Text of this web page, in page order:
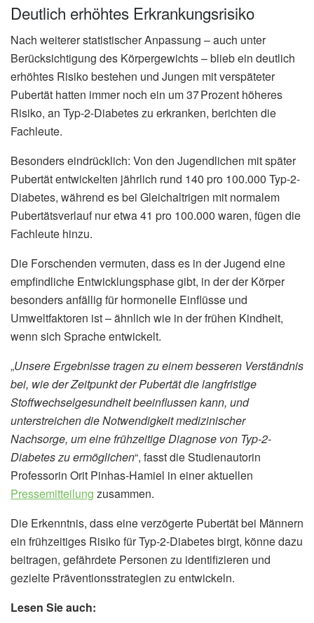
Deutlich erhöhtes Erkrankungsrisiko
Nach weiterer statistischer Anpassung – auch unter
Berücksichtigung des Körpergewichts – blieb ein deutlich
erhöhtes Risiko bestehen und Jungen mit verspäteter
Pubertät hatten immer noch ein um 37 Prozent höheres
Risiko, an Typ-2-Diabetes zu erkranken, berichten die
Fachleute.
Besonders eindrücklich: Von den Jugendlichen mit später
Pubertät entwickelten jährlich rund 140 pro 100.000 Typ-2-
Diabetes, während es bei Gleichaltrigen mit normalem
Pubertätsverlauf nur etwa 41 pro 100.000 waren, fügen die
Fachleute hinzu.
Die Forschenden vermuten, dass es in der Jugend eine
empfindliche Entwicklungsphase gibt, in der der Körper
besonders anfällig für hormonelle Einflüsse und
Umweltfaktoren ist – ähnlich wie in der frühen Kindheit,
wenn sich Sprache entwickelt.
„Unsere Ergebnisse tragen zu einem besseren Verständnis
bei, wie der Zeitpunkt der Pubertät die langfristige
Stoffwechselgesundheit beeinflussen kann, und
unterstreichen die Notwendigkeit medizinischer
Nachsorge, um eine frühzeitige Diagnose von Typ-2-
Diabetes zu ermöglichen“, fasst die Studienautorin
Professorin Orit Pinhas-Hamiel in einer aktuellen
Pressemitteilung zusammen.
Die Erkenntnis, dass eine verzögerte Pubertät bei Männern
ein frühzeitiges Risiko für Typ-2-Diabetes birgt, könne dazu
beitragen, gefährdete Personen zu identifizieren und
gezielte Präventionsstrategien zu entwickeln.
Lesen Sie auch: